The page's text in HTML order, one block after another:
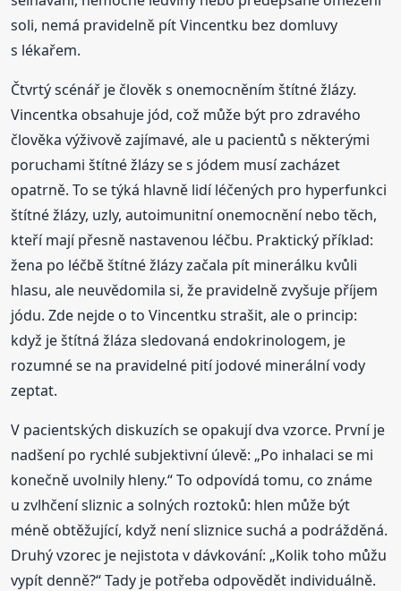
soli, nemá pravidelně pít Vincentku bez domluvy
s lékařem.
Čtvrtý scénář je člověk s onemocněním štítné žlázy.
Vincentka obsahuje jód, což může být pro zdravého
člověka výživově zajímavé, ale u pacientů s některými
poruchami štítné žlázy se s jódem musí zacházet
opatrně. To se týká hlavně lidí léčených pro hyperfunkci
štítné žlázy, uzly, autoimunitní onemocnění nebo těch,
kteří mají přesně nastavenou léčbu. Praktický příklad:
žena po léčbě štítné žlázy začala pít minerálku kvůli
hlasu, ale neuvědomila si, že pravidelně zvyšuje příjem
jódu. Zde nejde o to Vincentku strašit, ale o princip:
když je štítná žláza sledovaná endokrinologem, je
rozumné se na pravidelné pití jodové minerální vody
zeptat.
V pacientských diskuzích se opakují dva vzorce. První je
nadšení po rychlé subjektivní úlevě: „Po inhalaci se mi
konečně uvolnily hleny.“ To odpovídá tomu, co známe
u zvlhčení sliznic a solných roztoků: hlen může být
méně obtěžující, když není sliznice suchá a podrážděná.
Druhý vzorec je nejistota v dávkování: „Kolik toho můžu
vypít denně?“ Tady je potřeba odpovědět individuálně.